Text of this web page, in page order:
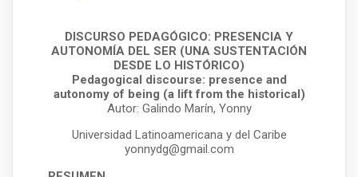
DISCURSO PEDAGÓGICO: PRESENCIA Y
AUTONOMÍA DEL SER (UNA SUSTENTACIÓN
DESDE LO HISTÓRICO)
Pedagogical discourse: presence and
autonomy of being (a lift from the historical)
Autor: Galindo Marín, Yonny
Universidad Latinoamericana y del Caribe
yonnydg@gmail.com